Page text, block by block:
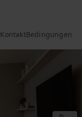
KontaktBedingungen